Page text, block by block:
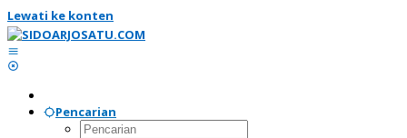
Lewati ke konten
Pencarian